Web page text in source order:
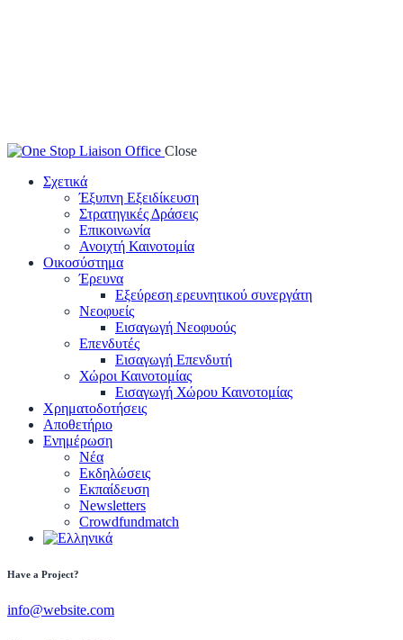
Close
Σχετικά
Έξυπνη Εξειδίκευση
Στρατηγικές Δράσεις
Επικοινωνία
Ανοιχτή Καινοτομία
Οικοσύστημα
Έρευνα
Εξεύρεση ερευνητικού συνεργάτη
Νεοφυείς
Εισαγωγή Νεοφυούς
Επενδυτές
Εισαγωγή Επενδυτή
Χώροι Καινοτομίας
Εισαγωγή Χώρου Καινοτομίας
Χρηματοδοτήσεις
Αποθετήριο
Ενημέρωση
Νέα
Εκδηλώσεις
Εκπαίδευση
Newsletters
Crowdfundmatch
Have a Project?
info@website.com